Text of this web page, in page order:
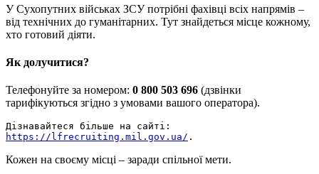
У Сухопутних військах ЗСУ потрібні фахівці всіх напрямів –
від технічних до гуманітарних. Тут знайдеться місце кожному,
хто готовий діяти.
Як долучитися?
Телефонуйте за номером: 0 800 503 696 (дзвінки
тарифікуються згідно з умовами вашого оператора).
Дізнавайтеся більше на сайті:
https://lfrecruiting.mil.gov.ua/ .
Кожен на своєму місці – заради спільної мети.